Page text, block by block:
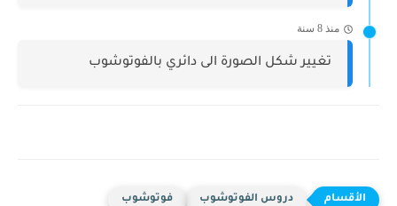
منذ 8 سنة
تغيير شكل الصورة الى دائري بالفوتوشوب
دروس الفوتوشوب فوتوشوب